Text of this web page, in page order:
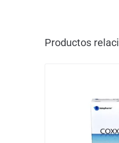
Productos